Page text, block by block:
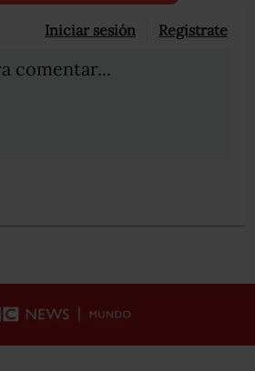
Iniciar sesión Registrate
comentar...